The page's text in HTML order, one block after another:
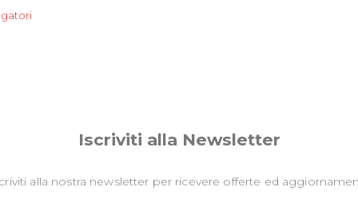
Iscriviti alla Newsletter
alla nostra newsletter per ricevere offerte ed